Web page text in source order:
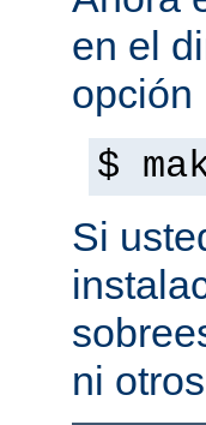
en el
opción
$
Si
ni